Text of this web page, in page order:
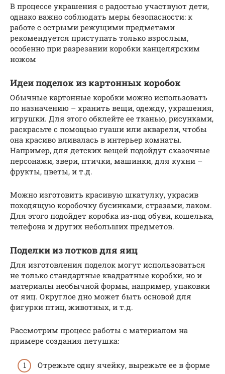
В процессе украшения с радостью участвуют дети,
однако важно соблюдать меры безопасности: к
работе с острыми режущими предметами
рекомендуется приступать только взрослым,
особенно при разрезании коробки канцелярским
ножом
Идеи поделок из картонных коробок
Обычные картонные коробки можно использовать
по назначению – хранить вещи, одежду, украшения,
игрушки. Для этого обклейте ее тканью, рисунками,
раскрасьте с помощью гуаши или акварели, чтобы
она красиво вливалась в интерьер комнаты.
Например, для детских вещей подойдут сказочные
персонажи, звери, птички, машинки, для кухни –
фрукты, цветы, и т.д.
Можно изготовить красивую шкатулку, украсив
походящую коробочку бусинками, стразами, лаком.
Для этого подойдет коробка из-под обуви, кошелька,
телефона и других небольших предметов.
Поделки из лотков для яиц
Для изготовления поделок могут использоваться
не только стандартные квадратные коробки, но и
материалы необычной формы, например, упаковки
от яиц. Округлое дно может быть основой для
фигурки птиц, животных, и т.д.
Рассмотрим процесс работы с материалом на
примере создания петушка:
Отрежьте одну ячейку, вырежьте ее в форме